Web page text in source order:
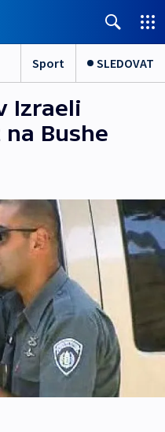
Sport SLEDOVAT
Izraeli
Bushe